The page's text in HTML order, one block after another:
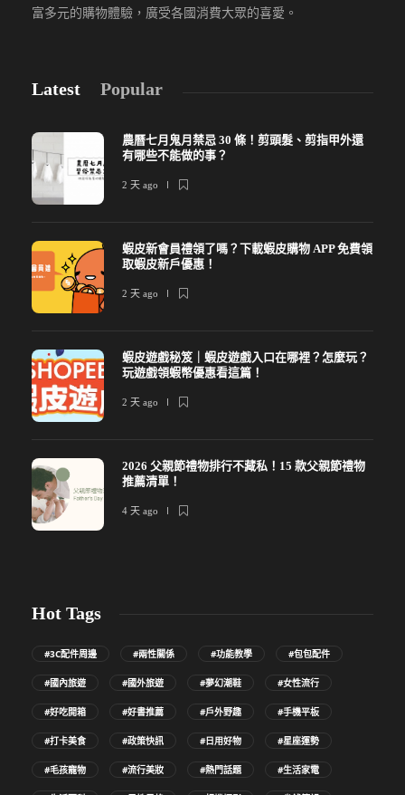
富多元的購物體驗，廣受各國消費大眾的喜愛。
Latest Popular
農曆七月鬼月禁忌 30 條！剪頭髮、剪指甲外還
有哪些不能做的事？
2 天 ago
蝦皮新會員禮領了嗎？下載蝦皮購物 APP 免費領
取蝦皮新戶優惠！
2 天 ago
蝦皮遊戲秘笈｜蝦皮遊戲入口在哪裡？怎麼玩？
玩遊戲領蝦幣優惠看這篇！
2 天 ago
2026 父親節禮物排行不藏私！15 款父親節禮物
推薦清單！
4 天 ago
Hot Tags
#3C配件周邊 #兩性關係 #功能教學 #包包配件
#國內旅遊 #國外旅遊 #夢幻潮鞋 #女性流行
#好吃開箱 #好書推薦 #戶外野趣 #手機平板
#打卡美食 #政策快訊 #日用好物 #星座運勢
#毛孩寵物 #流行美妝 #熱門話題 #生活家電